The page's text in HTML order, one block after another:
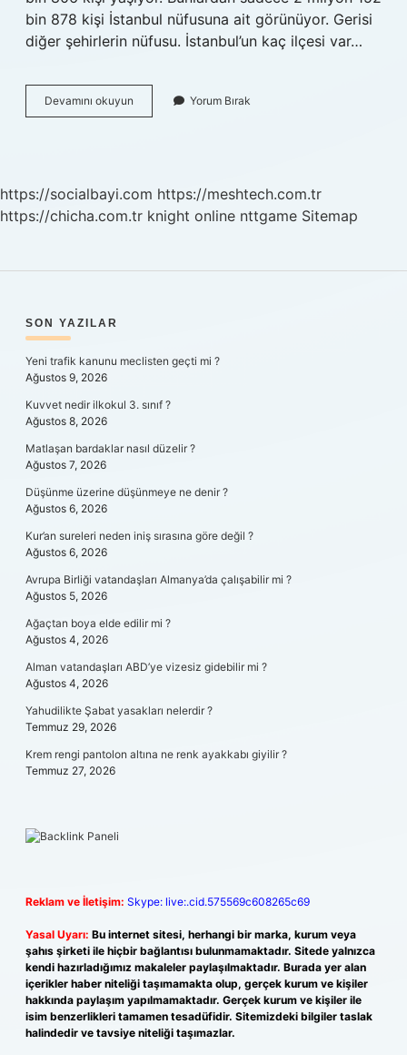
bin 878 kişi İstanbul nüfusuna ait görünüyor. Gerisi
diğer şehirlerin nüfusu. İstanbul’un kaç ilçesi var…
Devamını okuyun İStanbulun
Nüfusu
Yorum Bırak
https://socialbayi.com https://meshtech.com.tr
https://chicha.com.tr knight online nttgame Sitemap
SIDEBAR
SON YAZILAR
Yeni trafik kanunu meclisten geçti mi ?
Ağustos 9, 2026
Kuvvet nedir ilkokul 3. sınıf ?
Ağustos 8, 2026
Matlaşan bardaklar nasıl düzelir ?
Ağustos 7, 2026
Düşünme üzerine düşünmeye ne denir ?
Ağustos 6, 2026
Kur’an sureleri neden iniş sırasına göre değil ?
Ağustos 6, 2026
Avrupa Birliği vatandaşları Almanya’da çalışabilir mi ?
Ağustos 5, 2026
Ağaçtan boya elde edilir mi ?
Ağustos 4, 2026
Alman vatandaşları ABD’ye vizesiz gidebilir mi ?
Ağustos 4, 2026
Yahudilikte Şabat yasakları nelerdir ?
Temmuz 29, 2026
Krem rengi pantolon altına ne renk ayakkabı giyilir ?
Temmuz 27, 2026
Reklam ve İletişim: Skype: live:.cid.575569c608265c69
Yasal Uyarı: Bu internet sitesi, herhangi bir marka, kurum veya
şahıs şirketi ile hiçbir bağlantısı bulunmamaktadır. Sitede yalnızca
kendi hazırladığımız makaleler paylaşılmaktadır. Burada yer alan
içerikler haber niteliği taşımamakta olup, gerçek kurum ve kişiler
hakkında paylaşım yapılmamaktadır. Gerçek kurum ve kişiler ile
isim benzerlikleri tamamen tesadüfidir. Sitemizdeki bilgiler taslak
halindedir ve tavsiye niteliği taşımazlar.